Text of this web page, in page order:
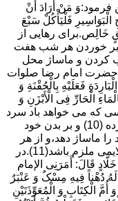
مَنْ أَرَادَ أَنْ
فَلْیَأْکُلْ سَبْعَ
خَالِص.برای رهایی از
علاوه بر خوردن هر شب هفت
گاو،چرب کردن و ماساژ محل
دهد.همچنین حضرت امام رضا صلوات
فَعَلَیْهِ بِالْحُقْنَةِ وَ
الْحَارِّ فِی الْأَبْزَنِ وَ
که می خواهد باد سرد
را از خود دور کند لازم است گاهی حقنه کرده (10) و بر بدن خود
ماساژ دهد،و از هر
سردی خشکی دوری کند و به هر گرمی ملایمی ملزم باشد(11).در
قَالَ: أَمَرَنِی الإمام
دُهْناً فِیهِ مِسْکٌ وَ عَنْبَرٌ
الْکِتَابِ وَ الْمُعَوِّذَتَیْنِ